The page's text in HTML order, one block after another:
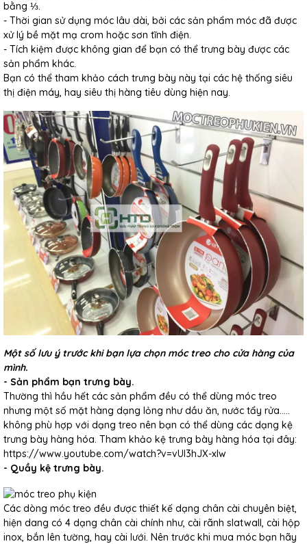
bằng ⅓.
- Thời gian sử dụng móc lâu dài, bởi các sản phẩm móc đã được
xử lý bề mặt mạ crom hoặc sơn tĩnh điện.
- Tích kiệm được không gian để bạn có thể trưng bày được các
sản phẩm khác.
Bạn có thể tham khảo cách trưng bày này tại các hệ thống siêu
thị điện máy, hay siêu thị hàng tiêu dùng hiện nay.
Một số lưu ý trước khi bạn lựa chọn móc treo cho cửa hàng của
mình.
- Sản phẩm bạn trưng bày.
Thường thì hầu hết các sản phẩm đều có thể dùng móc treo
nhưng một số mặt hàng dạng lỏng như dầu ăn, nước tẩy rửa…..
không phù hợp với dạng treo nên bạn có thể dùng các dạng kệ
trưng bày hàng hóa. Tham khảo kệ trưng bày hàng hóa tại đây:
https://www.youtube.com/watch?v=vUI3hJX-xlw
- Quầy kệ trưng bày.
Các dòng móc treo đều được thiết kế dạng chân cài chuyên biệt,
hiện dang có 4 dạng chân cài chính như, cài rãnh slatwall, cài hộp
inox, bắn lên tường, hay cài lưới. Nên trước khi mua móc bạn hãy